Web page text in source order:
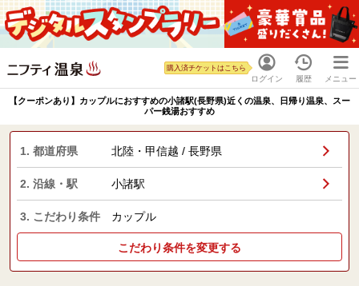
ログイン
購入済チケットはこちら
履歴 メニュー
【クーポンあり】カップルにおすすめの小諸駅(長野県)近くの温泉、日帰り温泉、スー
パー銭湯おすすめ
1. 都道府県 北陸・甲信越 / 長野県
2. 沿線・駅 小諸駅
3. こだわり条件 カップル
こだわり条件を変更する